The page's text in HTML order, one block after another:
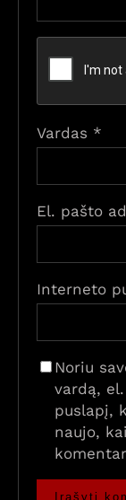
Vardas *
El. pašto
Interneto
Noriu
vardą,
puslapį,
naujo,